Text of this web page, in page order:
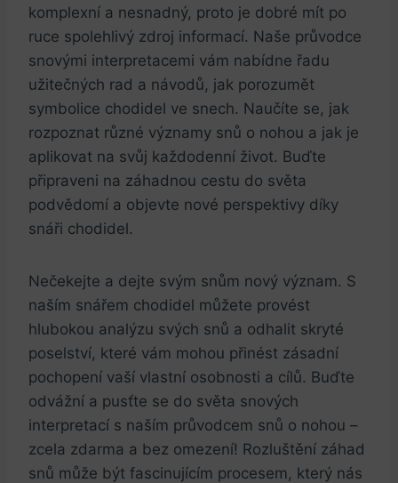
komplexní a nesnadný, proto je dobré mít po
ruce spolehlivý zdroj informací. Naše průvodce
snovými interpretacemi vám nabídne řadu
užitečných rad a návodů, jak porozumět
symbolice chodidel ve snech. Naučíte se, jak
rozpoznat různé významy snů o nohou a jak je
aplikovat na svůj každodenní život. Buďte
připraveni na záhadnou cestu do světa
podvědomí a objevte nové perspektivy díky
snáři chodidel.
Nečekejte a dejte svým snům nový význam. S
naším snářem chodidel můžete provést
hlubokou analýzu svých snů a odhalit skryté
poselství, které vám mohou přinést zásadní
pochopení vaší vlastní osobnosti a cílů. Buďte
odvážní a pusťte se do světa snových
interpretací s naším průvodcem snů o nohou –
zcela zdarma a bez omezení! Rozluštění záhad
snů může být fascinujícím procesem, který nás